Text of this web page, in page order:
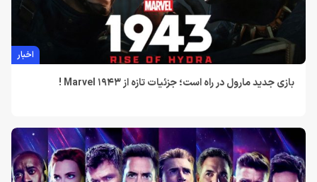
اخبار
بازی جدید مارول در راه است؛ جزئیات تازه از Marvel 1943 !